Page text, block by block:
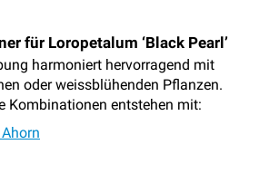
für Loropetalum ‘Black Pearl’
harmoniert hervorragend mit
oder weissblühenden Pflanzen.
Kombinationen entstehen mit: